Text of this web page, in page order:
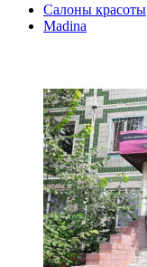
Салоны красоты
Madina